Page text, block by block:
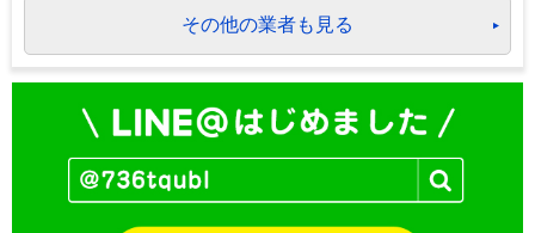
その他の業者も見る